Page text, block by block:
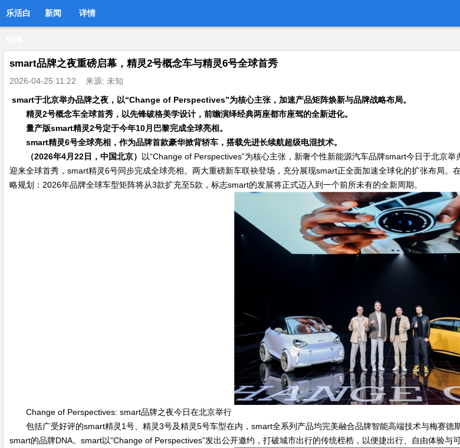
乐活白 新闻 详情
smart品牌之夜重磅启幕，精灵2号概念车与精灵6号全球首秀
2026-04-25 11:22 来源: 未知
smart于北京举办品牌之夜，以“Change of Perspectives”为核心主张 ，加速产品矩阵焕新与品牌战略布局。
精灵2号概念车全球首秀，以先锋破格美学设计， 前瞻演绎经典两座都市座驾的全新进化。
量产版smart精灵2号定于今年10月巴黎完成全球亮相。
smart精灵6号全球亮相，作为品牌首款豪华掀背轿车，搭载先进长续航超级电混技术。
（2026年4月 22日，中国北京）
以“Change of Perspectives”为核心主张，新奢个性新能源汽车品牌smart今日于北京
迎来全球首秀，smart精灵6号同步完成全球亮相。两大重磅新车联袂登场，充分展现smart正全面加速全球化的扩张布局
略规划：2026年品牌全球车型矩阵将从3款扩充至5款，标志smart的发展将正式迈入到一个前所未有的全新周期。
Change of Perspectives: smart品牌之夜今日在北京举行
包括广受好评的smart精灵1号、精灵3号及精灵5号车型在内，smart全系列产品均完美融合品牌智能高端技术与梅赛
smart的品牌DNA。smart以“Change of Perspectives”发出公开邀约，打破城市出行的传统桎梏，以便捷出行、自由体验与